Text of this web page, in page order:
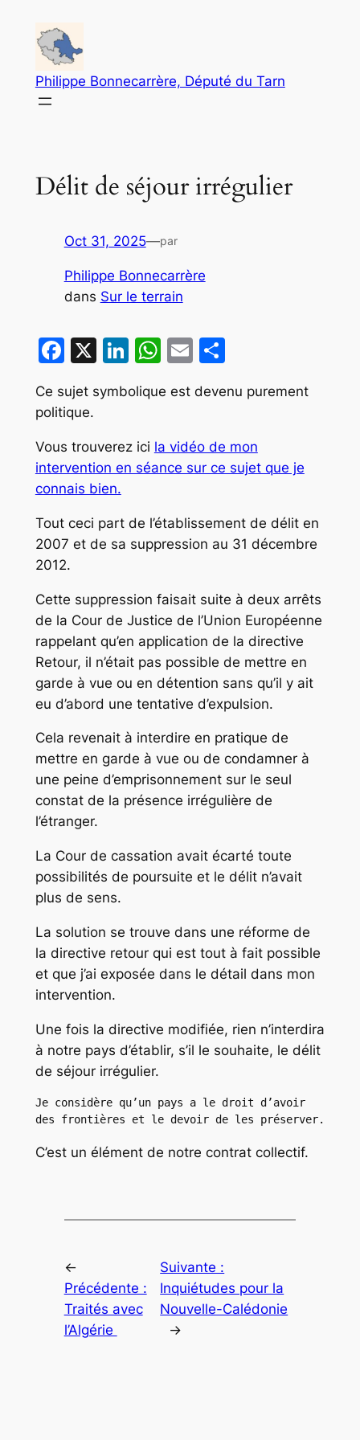
contenu
Philippe Bonnecarrère, Député du Tarn
Délit de séjour irrégulier
Oct 31, 2025—par
Philippe Bonnecarrère
dans Sur le terrain
Facebook
X LinkedIn
WhatsApp
EmailPartager
Ce sujet symbolique est devenu purement
politique.
Vous trouverez ici la vidéo de mon
intervention en séance sur ce sujet que je
connais bien.
Tout ceci part de l’établissement de délit en
2007 et de sa suppression au 31 décembre
2012.
Cette suppression faisait suite à deux arrêts
de la Cour de Justice de l’Union Européenne
rappelant qu’en application de la directive
Retour, il n’était pas possible de mettre en
garde à vue ou en détention sans qu’il y ait
eu d’abord une tentative d’expulsion.
Cela revenait à interdire en pratique de
mettre en garde à vue ou de condamner à
une peine d’emprisonnement sur le seul
constat de la présence irrégulière de
l’étranger.
La Cour de cassation avait écarté toute
possibilités de poursuite et le délit n’avait
plus de sens.
La solution se trouve dans une réforme de
la directive retour qui est tout à fait possible
et que j’ai exposée dans le détail dans mon
intervention.
Une fois la directive modifiée, rien n’interdira
à notre pays d’établir, s’il le souhaite, le délit
de séjour irrégulier.
Je considère qu’un pays a le droit d’avoir
des frontières et le devoir de les préserver.
C’est un élément de notre contrat collectif.
←
Précédente :
Traités avec
l’Algérie
Suivante :
Inquiétudes pour la
Nouvelle-Calédonie
→